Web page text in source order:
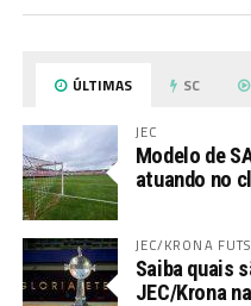
ÚLTIMAS SC
JEC
Modelo de
atuando no
JEC/KRONA
Saiba quais
JEC/Krona